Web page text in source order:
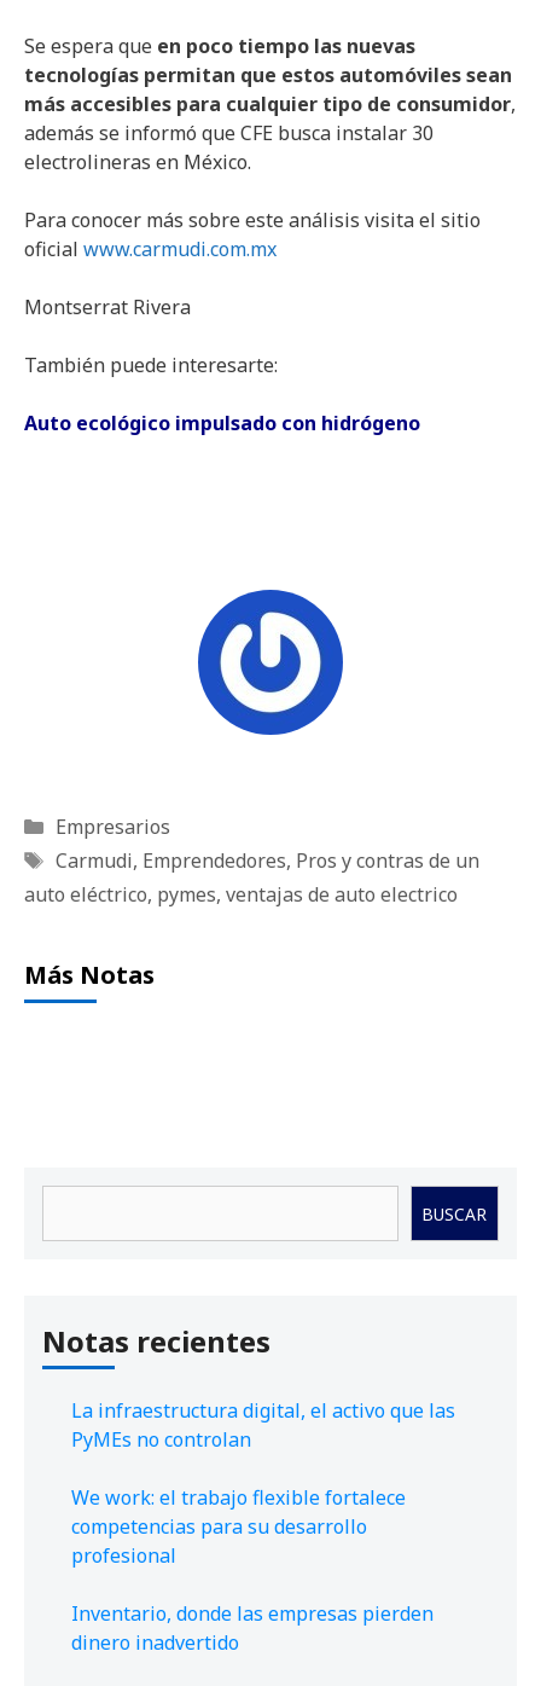
Se espera que en poco tiempo las nuevas
tecnologías permitan que estos automóviles sean
más accesibles para cualquier tipo de consumidor,
además se informó que CFE busca instalar 30
electrolineras en México.
Para conocer más sobre este análisis visita el sitio
oficial www.carmudi.com.mx
Montserrat Rivera
También puede interesarte:
Auto ecológico impulsado con hidrógeno
Categorías
Empresarios
Etiquetas
Carmudi, Emprendedores, Pros y contras de un
auto eléctrico, pymes, ventajas de auto electrico
Más Notas
BUSCAR
Notas recientes
La infraestructura digital, el activo que las
PyMEs no controlan
We work: el trabajo flexible fortalece
competencias para su desarrollo
profesional
Inventario, donde las empresas pierden
dinero inadvertido